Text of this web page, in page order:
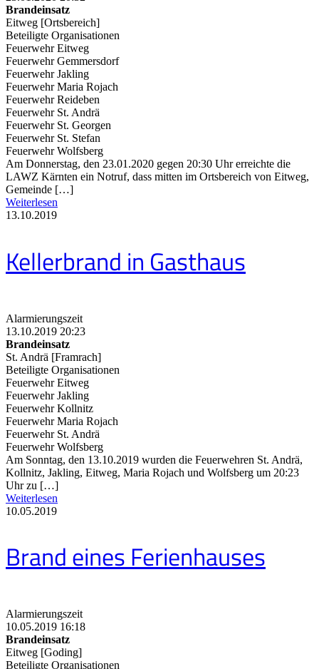
Brandeinsatz
Eitweg [Ortsbereich]
Beteiligte Organisationen
Feuerwehr Eitweg
Feuerwehr Gemmersdorf
Feuerwehr Jakling
Feuerwehr Maria Rojach
Feuerwehr Reideben
Feuerwehr St. Andrä
Feuerwehr St. Georgen
Feuerwehr St. Stefan
Feuerwehr Wolfsberg
Am Donnerstag, den 23.01.2020 gegen 20:30 Uhr erreichte die
LAWZ Kärnten ein Notruf, dass mitten im Ortsbereich von Eitweg,
Gemeinde […]
Weiterlesen
13.10.2019
Kellerbrand in Gasthaus
Alarmierungszeit
13.10.2019 20:23
Brandeinsatz
St. Andrä [Framrach]
Beteiligte Organisationen
Feuerwehr Eitweg
Feuerwehr Jakling
Feuerwehr Kollnitz
Feuerwehr Maria Rojach
Feuerwehr St. Andrä
Feuerwehr Wolfsberg
Am Sonntag, den 13.10.2019 wurden die Feuerwehren St. Andrä,
Kollnitz, Jakling, Eitweg, Maria Rojach und Wolfsberg um 20:23
Uhr zu […]
Weiterlesen
10.05.2019
Brand eines Ferienhauses
Alarmierungszeit
10.05.2019 16:18
Brandeinsatz
Eitweg [Goding]
Beteiligte Organisationen